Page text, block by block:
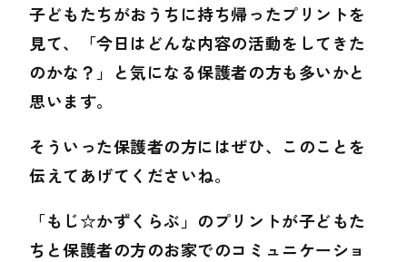
子どもたちがおうちに持ち帰ったプリントを
見て、「今日はどんな内容の活動をしてきた
のかな？」と気になる保護者の方も多いかと
思います。
そういった保護者の方にはぜひ、このことを
伝えてあげてくださいね。
「もじ☆かずくらぶ」のプリントが子どもた
ちと保護者の方のお家でのコミュニケーショ